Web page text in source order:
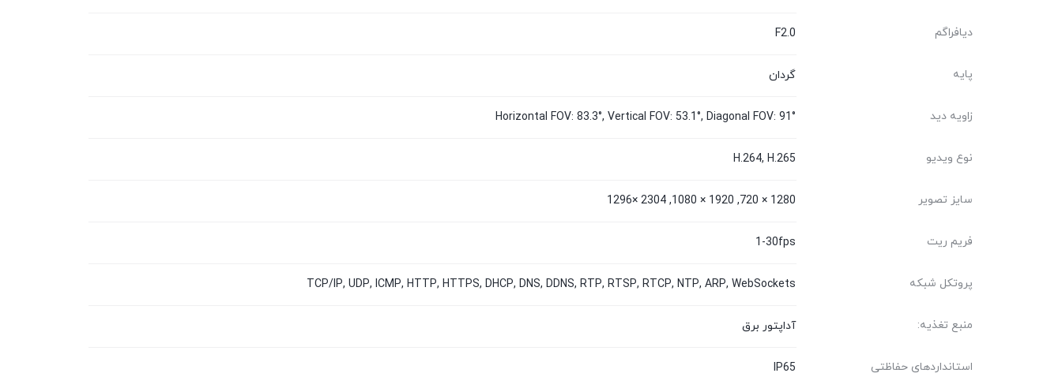
دیافراگم F2.0
پایه گردان
زاویه دید Horizontal FOV: 83.3°, Vertical FOV: 53.1°, Diagonal FOV: 91°
نوع ویدیو H.264, H.265
سایز تصویر 1280 × 720, 1920 × 1080, 2304 ×1296
فریم ریت 1-30fps
پروتکل شبکه TCP/IP, UDP, ICMP, HTTP, HTTPS, DHCP, DNS, DDNS, RTP, RTSP, RTCP, NTP, ARP, WebSockets
منبع تغذیه: آداپتور برق
استانداردهای حفاظتی IP65